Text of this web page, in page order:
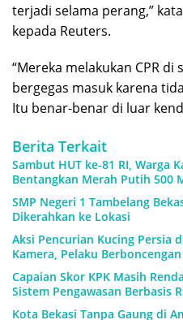
terjadi selama perang,”
kepada Reuters.
“Mereka melakukan CPR
bergegas masuk karena
Itu benar-benar di luar
Berita Terkait
Sambut HUT ke-81 RI, Warga
Bentangkan Merah Putih 500
SMP Negeri 1 Tambelang
Dikerahkan ke Lokasi
Aksi Pencurian Kucing Persia
Kamera, Pelaku
Capaian Skor KPK Masih
Sistem Pengawasan Berbasis
Kota Bekasi Tanpa Gaung di